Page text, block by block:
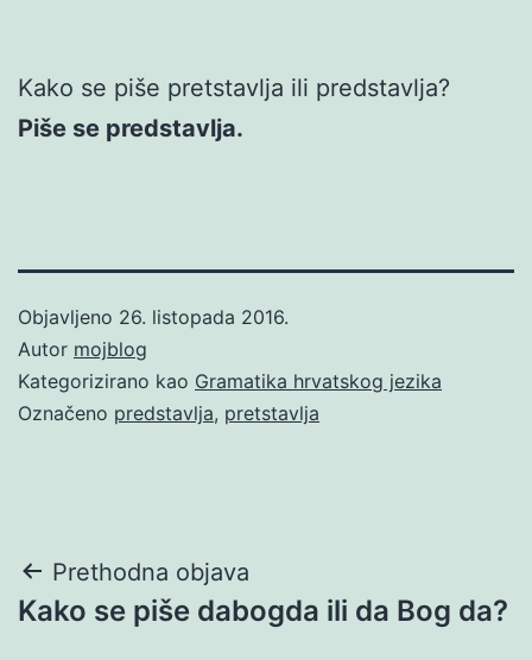
Kako se piše pretstavlja ili predstavlja?
Piše se predstavlja.
Objavljeno 26. listopada 2016.
Autor mojblog
Kategorizirano kao Gramatika hrvatskog jezika
Označeno predstavlja, pretstavlja
Navigacija
objava
Prethodna objava
Kako se piše dabogda ili da Bog da?